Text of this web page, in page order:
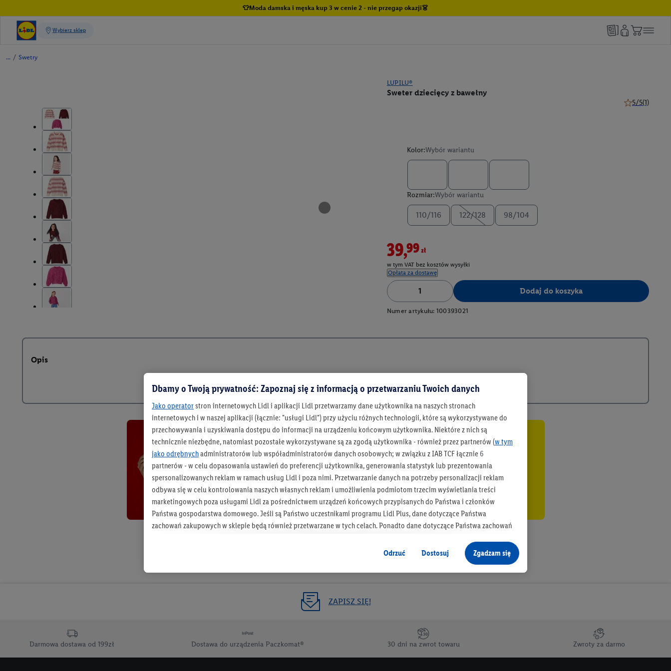
👕Moda damska i męska kup 3 w cenie 2 - nie przegap okazji👗
/ Swetry
LUPILU®
Sweter dziecięcy z bawełny
5/5(1)
Kolor:Wybór wariantu
Rozmiar:Wybór wariantu
110/116 122/128 98/104
39,99zł
w tym VAT bez kosztów wysyłki
Opłata za dostawę
Dodaj do koszyka
Numer artykułu: 100393021
Opis
Bądź na bieżąco
Otrzymuj newsletter Lidla
Zapisz się!
ZAPISZ SIĘ!
Darmowa dostawa od 199zł Dostawa do urządzenia Paczkomat® 30 dni na zwrot towaru Zwroty za darmo
Dbamy o Twoją prywatność: Zapoznaj się z informacją o przetwarzaniu Twoich danych
Jako operatorstron internetowych Lidl i aplikacji Lidl przetwarzamy dane użytkownika na naszych stronach
internetowych i w naszej aplikacji (łącznie: "usługi Lidl") przy użyciu różnych technologii, które są wykorzystywane do
przechowywania i uzyskiwania dostępu do informacji na urządzeniu końcowym użytkownika. Niektóre z nich są
technicznie niezbędne, natomiast pozostałe wykorzystywane są za zgodą użytkownika - również przez partnerów (w tym
jako odrębnychadministratorów lub współadministratorów danych osobowych; w związku z IAB TCF łącznie 6
partnerów - w celu dopasowania ustawień do preferencji użytkownika, generowania statystyk lub prezentowania
spersonalizowanych reklam w ramach usług Lidl i poza nimi. Przetwarzanie danych na potrzeby personalizacji reklam
odbywa się w celu kontrolowania naszych własnych reklam i umożliwienia podmiotom trzecim wyświetlania treści
marketingowych poza usługami Lidl za pośrednictwem urządzeń końcowych przypisanych do Państwa i członków
Państwa gospodarstwa domowego. Jeśli są Państwo uczestnikami programu Lidl Plus, dane dotyczące Państwa
zachowań zakupowych w sklepie będą również przetwarzane w tych celach. Ponadto dane dotyczące Państwa zachowań
jako niezależny administrator danych
Tworzenie spersonalizowanych reklam opiera się na generowaniu profili, które są również wzbogacane o dane z innych
informacji z konta klienta - np. wieku lub płci - a także dokładnych danych dotyczących lokalizacji), również przez różne
urządzenia końcowe i usługi Lidl, w tym przechowywanie lub uzyskiwanie dostępu do informacji na urządzeniach
przetwarzanie odbywa się również w celu pomiaru wydajności/skuteczności reklamy, badania grup docelowych,
opracowywania ofert oraz zapewnienia bezpieczeństwa technicznego i optymalizacji wyświetlania konkretnych treści.
Odrzuć Dostosuj Zgadzam się